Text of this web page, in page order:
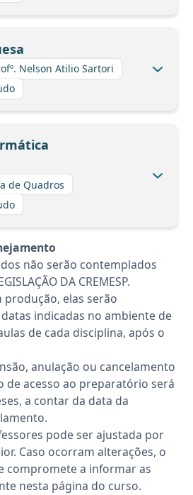
Nelson Atilio Sartori
de Quadros
não serão contemplados
DA CREMESP.
produção, elas serão
indicadas no ambiente de
de cada disciplina, após o
anulação ou cancelamento
de acesso ao preparatório será
a contar da data da
pode ser ajustada por
Caso ocorram alterações, o
compromete a informar as
nesta página do curso.